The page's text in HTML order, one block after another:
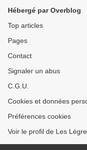
Hébergé par Overblog
Top articles
Pages
Contact
Signaler un abus
C.G.U.
Cookies et données
Préférences cookies
Voir le profil de Les